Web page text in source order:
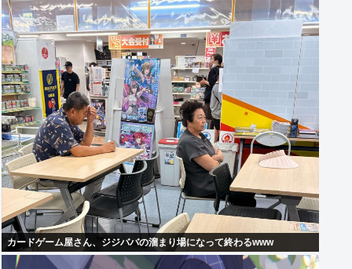
カードゲーム屋さん、ジジババの溜まり場になって終わるwww